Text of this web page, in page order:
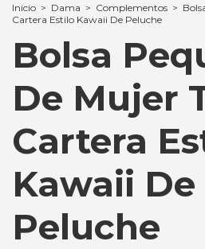
Inicio > Dama > Complementos >
Cartera Estilo Kawaii De Peluche
Bolsa
De Mujer
Cartera
Kawaii De
Peluche